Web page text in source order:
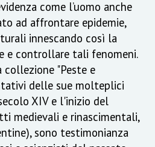
come l’uomo anche
ad affrontare epidemie,
innescando così la
e controllare tali fenomeni.
"Peste e
delle sue molteplici
XIV e l'inizio del
medievali e rinascimentali,
sono testimonianza